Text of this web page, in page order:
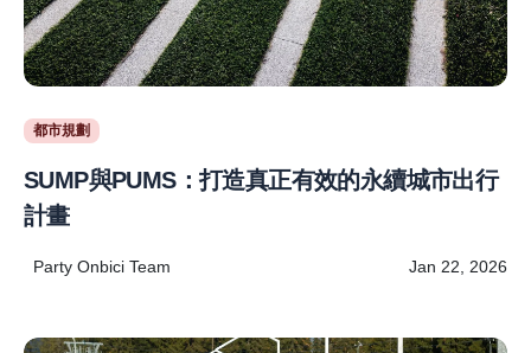
都市規劃
SUMP與PUMS：打造真正有效的永續城市出行
計畫
Party Onbici Team Jan 22, 2026